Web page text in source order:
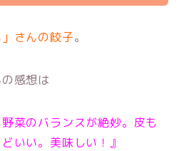
」さんの餃子。
感想は
菜のバランスが絶妙。皮も
いい。美味しい！』